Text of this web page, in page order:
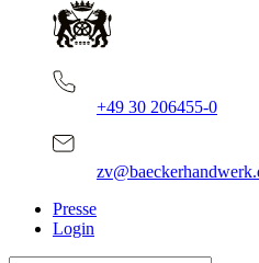
+49 30 206455-0
Presse
Login